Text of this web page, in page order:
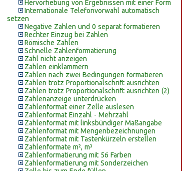
Hervorhebung von Ergebnissen mit einer Form
Internationale Telefonvorwahl automatisch
setzen
Negative Zahlen und 0 separat formatieren
Rechter Einzug bei Zahlen
Römische Zahlen
Schnelle Zahlenformatierung
Zahl nicht anzeigen
Zahlen einklammern
Zahlen nach zwei Bedingungen formatieren
Zahlen trotz Proportionalschrift ausrichten
Zahlen trotz Proportionalschrift ausrichten (2)
Zahlenanzeige unterdrücken
Zahlenformat einer Zelle auslesen
Zahlenformat Einzahl - Mehrzahl
Zahlenformat mit linksbündiger Maßangabe
Zahlenformat mit Mengenbezeichnungen
Zahlenformat mit Tastenkürzeln erstellen
Zahlenformate m², m³
Zahlenformatierung mit 56 Farben
Zahlenformatierung mit Sonderzeichen